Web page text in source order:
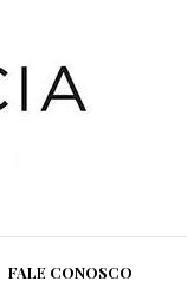
FALE CONOSCO